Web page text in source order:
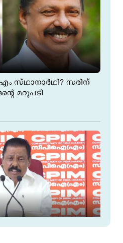
സ്ഥാനാര്‍ഥി? സരിന്
മറുപടി